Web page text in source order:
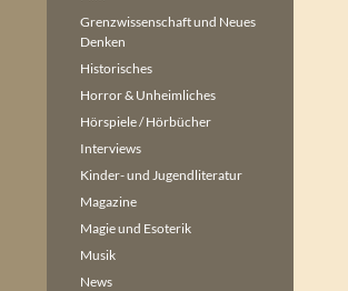
Grenzwissenschaft und Neues
Denken
Historisches
Horror & Unheimliches
Hörspiele / Hörbücher
Interviews
Kinder- und Jugendliteratur
Magazine
Magie und Esoterik
Musik
News